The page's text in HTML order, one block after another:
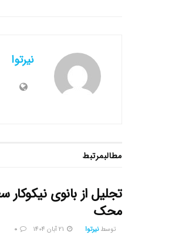
نیرتوا
مطالبمرتبط
تجلیل از بانوی
محک
توسط نیرتوا